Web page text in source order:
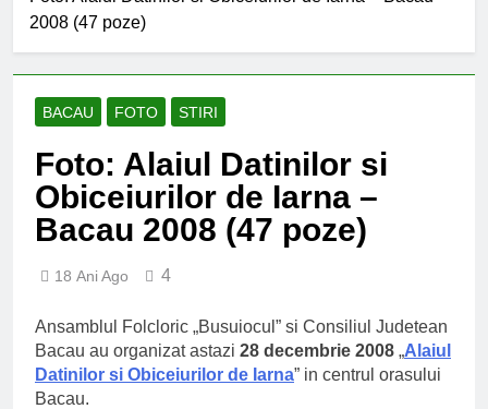
an școlar: fără fondul clasei,
Proiect depus pentru tinerii
și organizațiile din Bacău
2 Ani Ago
Harta și programul
terenurilor de sport publice
din municipiul Bacău
2 Ani Ago
Un pas înainte pentru
accesibilizarea trotuarelor
din Bacău
2 Ani Ago
2008 (47 poze)
BACAU FOTO STIRI
Foto: Alaiul Datinilor si
Obiceiurilor de Iarna –
Bacau 2008 (47 poze)
18 Ani Ago 4
Ansamblul Folcloric „Busuiocul” si Consiliul Judetean
Bacau au organizat astazi 28 decembrie 2008 „Alaiul
Datinilor si Obiceiurilor de Iarna” in centrul orasului
Bacau.